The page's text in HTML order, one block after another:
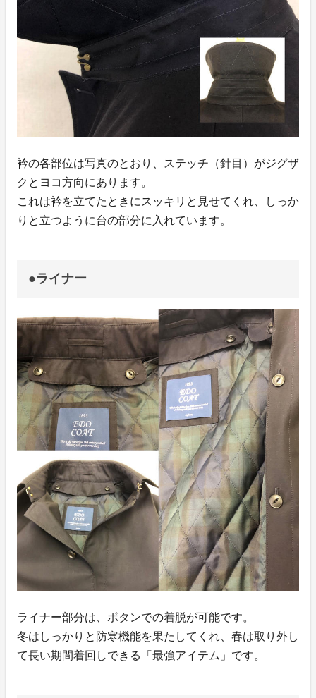
衿の各部位は写真のとおり、ステッチ（針目）がジグザ
クとヨコ方向にあります。
これは衿を立てたときにスッキリと見せてくれ、しっか
りと立つように台の部分に入れています。
●ライナー
ライナー部分は、ボタンでの着脱が可能です。
冬はしっかりと防寒機能を果たしてくれ、春は取り外し
て長い期間着回しできる「最強アイテム」です。